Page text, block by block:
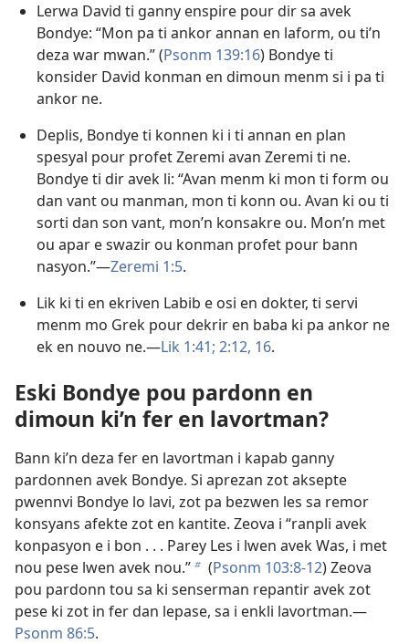
Lerwa David ti ganny enspire pour dir sa avek
Bondye: “Mon pa ti ankor annan en laform, ou ti’n
deza war mwan.” (Psonm 139:16) Bondye ti
konsider David konman en dimoun menm si i pa ti
ankor ne.
Deplis, Bondye ti konnen ki i ti annan en plan
spesyal pour profet Zeremi avan Zeremi ti ne.
Bondye ti dir avek li: “Avan menm ki mon ti form ou
dan vant ou manman, mon ti konn ou. Avan ki ou ti
sorti dan son vant, mon’n konsakre ou. Mon’n met
ou apar e swazir ou konman profet pour bann
nasyon.”​—Zeremi 1:5.
Lik ki ti en ekriven Labib e osi en dokter, ti servi
menm mo Grek pour dekrir en baba ki pa ankor ne
ek en nouvo ne.​—Lik 1:41; 2:12, 16.
Eski Bondye pou pardonn en
dimoun ki’n fer en lavortman?
Bann ki’n deza fer en lavortman i kapab ganny
pardonnen avek Bondye. Si aprezan zot aksepte
pwennvi Bondye lo lavi, zot pa bezwen les sa remor
konsyans afekte zot en kantite. Zeova i “ranpli avek
konpasyon e i bon . . . Parey Les i lwen avek Was, i met
nou pese lwen avek nou.”b (Psonm 103:8-12) Zeova
pou pardonn tou sa ki senserman repantir avek zot
pese ki zot in fer dan lepase, sa i enkli lavortman.​—
Psonm 86:5.